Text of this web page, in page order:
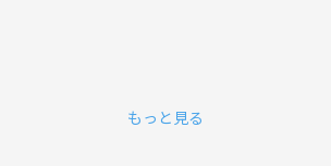
もっと見る